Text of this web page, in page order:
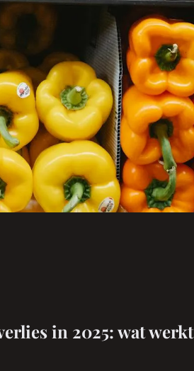
in 2025: wat werkt